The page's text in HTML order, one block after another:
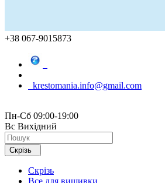
+38 067-9015873
krestomania.info@gmail.com
Пн-Сб 09:00-19:00
Вс Вихідний
Скрізь
Скрізь
Все для вишивки